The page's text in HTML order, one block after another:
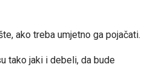
ako treba umjetno ga pojačati.
tako jaki i debeli, da bude